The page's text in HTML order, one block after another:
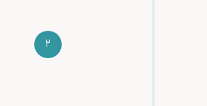
2
باهاتون تماس می گیریم تا بیشتر و بهتر